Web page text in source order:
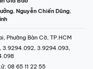
, Nguyễn Chiến Dũng,
Phường Bàn Cờ, TP.HCM
3.9294.092, 3.9294.093,
: 08 65 11 22 55